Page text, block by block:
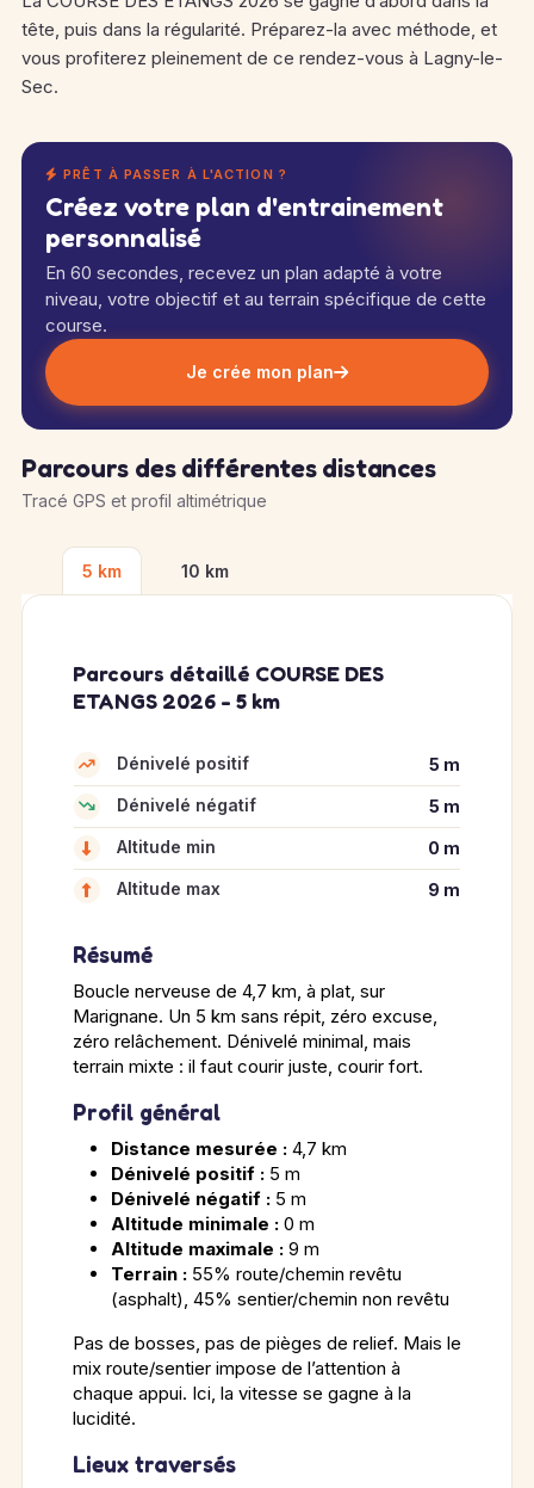
tête, puis dans la régularité. Préparez-la avec méthode, et
vous profiterez pleinement de ce rendez-vous à Lagny-le-
Sec.
PRÊT À PASSER À L'ACTION ?
Créez votre plan d'entrainement
personnalisé
En 60 secondes, recevez un plan adapté à votre
niveau, votre objectif et au terrain spécifique de cette
course.
Je crée mon plan
Parcours des différentes distances
Tracé GPS et profil altimétrique
5 km 10 km
Parcours détaillé COURSE DES
ETANGS 2026 - 5 km
Dénivelé positif
5 m
Dénivelé négatif
5 m
Altitude min
0 m
Altitude max
9 m
Résumé
Boucle nerveuse de 4,7 km, à plat, sur
Marignane. Un 5 km sans répit, zéro excuse,
zéro relâchement. Dénivelé minimal, mais
terrain mixte : il faut courir juste, courir fort.
Profil général
Distance mesurée : 4,7 km
Dénivelé positif : 5 m
Dénivelé négatif : 5 m
Altitude minimale : 0 m
Altitude maximale : 9 m
Terrain : 55% route/chemin revêtu
(asphalt), 45% sentier/chemin non revêtu
Pas de bosses, pas de pièges de relief. Mais le
mix route/sentier impose de l’attention à
chaque appui. Ici, la vitesse se gagne à la
lucidité.
Lieux traversés